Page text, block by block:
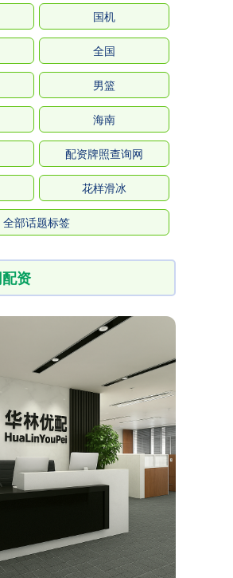
国机
全国
男篮
海南
配资牌照查询网
花样滑冰
全部话题标签
资